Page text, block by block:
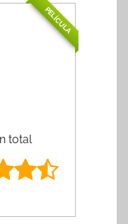
PELÍCULA
total